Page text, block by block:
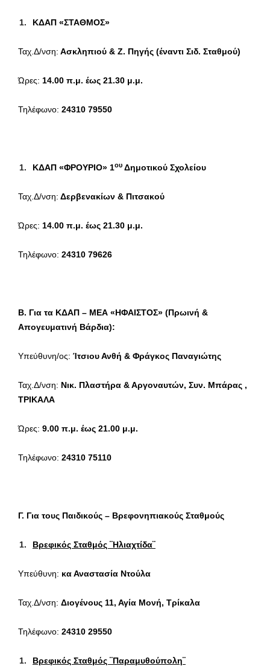
ΚΔΑΠ «ΣΤΑΘΜΟΣ»
Ταχ.Δ/νση: Ασκληπιού & Ζ. Πηγής (έναντι Σιδ. Σταθμού)
Ώρες: 14.00 π.μ. έως 21.30 μ.μ.
Τηλέφωνο: 24310 79550
ΚΔΑΠ «ΦΡΟΥΡΙΟ» 1ου Δημοτικού Σχολείου
Ταχ.Δ/νση: Δερβενακίων & Πιτσακού
Ώρες: 14.00 π.μ. έως 21.30 μ.μ.
Τηλέφωνο: 24310 79626
Β. Για τα ΚΔΑΠ – ΜΕΑ «ΗΦΑΙΣΤΟΣ» (Πρωινή &
Απογευματινή Βάρδια):
Υπεύθυνη/ος: Ίτσιου Ανθή & Φράγκος Παναγιώτης
Ταχ.Δ/νση: Νικ. Πλαστήρα & Αργοναυτών, Συν. Μπάρας ,
ΤΡΙΚΑΛΑ
Ώρες: 9.00 π.μ. έως 21.00 μ.μ.
Τηλέφωνο: 24310 75110
Γ. Για τους Παιδικούς – Βρεφονηπιακούς Σταθμούς
Βρεφικός Σταθμός ¨Ηλιαχτίδα¨
Υπεύθυνη: κα Αναστασία Ντούλα
Ταχ.Δ/νση: Διογένους 11, Αγία Μονή, Τρίκαλα
Τηλέφωνο: 24310 29550
Βρεφικός Σταθμός ¨Παραμυθούπολη¨